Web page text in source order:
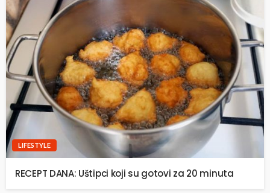
LIFESTYLE
RECEPT DANA: Uštipci koji su gotovi za 20 minuta